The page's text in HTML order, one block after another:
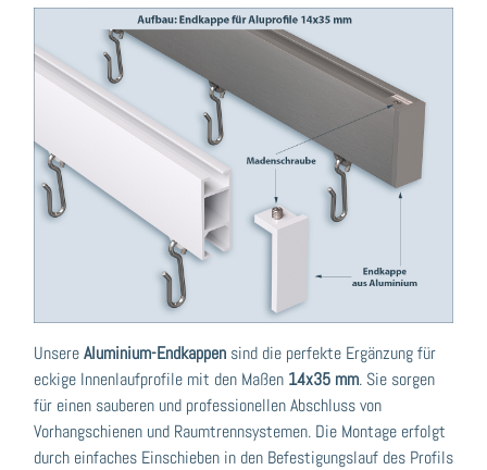
UnsereAluminium-Endkappen sind die perfekte Ergänzung für
eckige Innenlaufprofile mit den Maßen 14x35 mm. Sie sorgen
für einen sauberen und professionellen Abschluss von
Vorhangschienen und Raumtrennsystemen. Die Montage erfolgt
durch einfaches Einschieben in den Befestigungslauf des Profils